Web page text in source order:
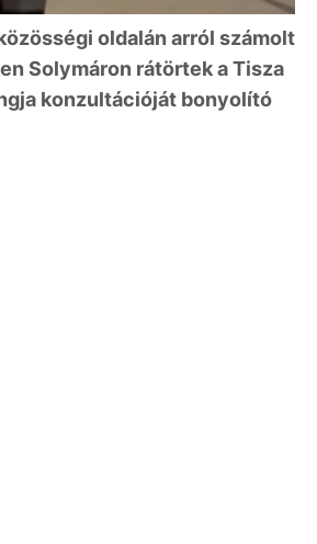
oldalán arról számolt
Solymáron rátörtek a Tisza
konzultációját bonyolító